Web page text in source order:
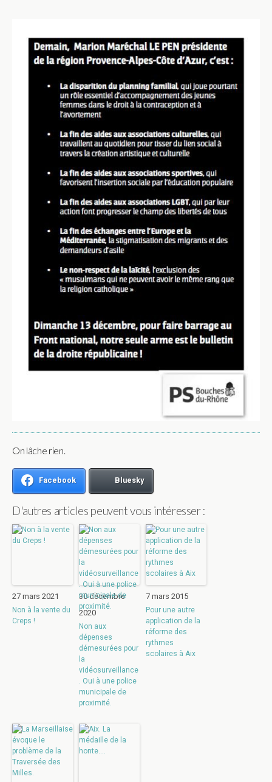
On lâche rien.
Facebook Bluesky
D'autres articles peuvent vous intéresser :
27 mars 2021
Non à la vente du
Creps !
30 décembre
2020
Non aux
dépenses
démesurées pour
la
vidéosurveillance
. Oui à une police
municipale de
proximité.
7 mars 2015
Pour une autre
application de la
réforme des
rythmes
scolaires à Aix